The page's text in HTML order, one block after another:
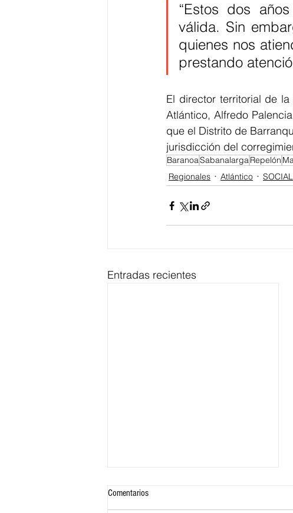
“Estos dos
válida. Sin
quienes nos
prestando
El director territorial de
Atlántico, Alfredo
que el Distrito de
jurisdicción del
BaranoaSabanalargaRepelón
Regionales
Atlántico SOCIAL
Entradas recientes
Comentarios